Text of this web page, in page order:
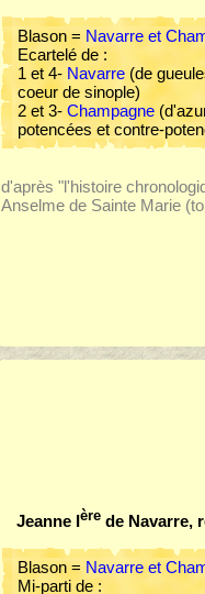
Blason = Navarre et
Ecartelé de :
1 et 4- Navarre (de
coeur de sinople)
2 et 3- Champagne
potencées et contre-
d'après "l'histoire
Anselme de Sainte Marie
Jeanne Ièrede Navarre,
Blason = Navarre et
Mi-parti de :